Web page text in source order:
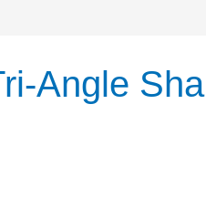
Angle